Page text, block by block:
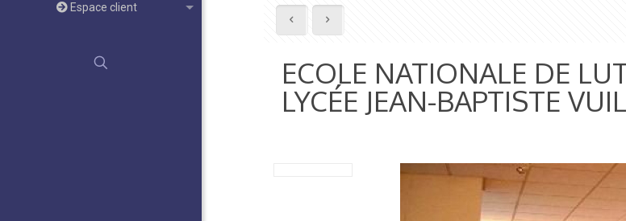
Espace client
ECOLE NATIONALE DE
LYCÉE JEAN-BAPTISTE